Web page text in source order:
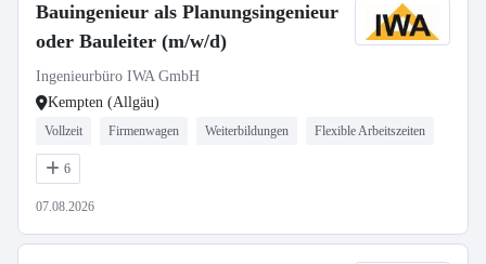
Bauingenieur als Planungsingenieur
oder Bauleiter (m/w/d)
Ingenieurbüro IWA GmbH
Kempten (Allgäu)
Vollzeit Firmenwagen Weiterbildungen Flexible Arbeitszeiten
6
07.08.2026